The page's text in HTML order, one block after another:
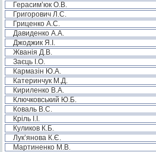
Герасим’юк О.В.
Григорович Л.С.
Гриценко А.С.
Давиденко А.А.
Джоджик Я.І.
Жванія Д.В.
Заєць І.О.
Кармазін Ю.А.
Катеринчук М.Д.
Кириленко В.А.
Ключковський Ю.Б.
Коваль В.С.
Кріль І.І.
Куликов К.Б.
Лук’янова К.Є.
Мартиненко М.В.